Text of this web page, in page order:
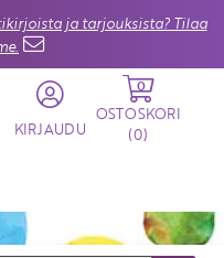
ja tarjouksista? Tilaa
KIRJAUDU
0
OSTOSKORI
(0)